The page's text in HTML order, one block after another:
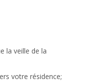
la veille de la
votre résidence;